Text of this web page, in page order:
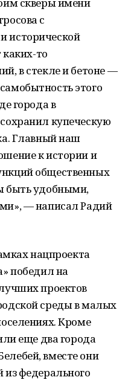
с
исторической
каких-то
в стекле и бетоне —
этого
города в
купеческую
Главный наш
к истории и
общественных
быть удобными,
— написал Радий
нацпроекта
победил на
проектов
среды в малых
Кроме
еще два города
вместе они
федерального